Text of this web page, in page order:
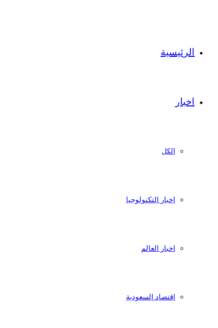
الرئيسية
اخبار
الكل
اخبار التكنولوجيا
اخبار العالم
اقتصاد السعودية